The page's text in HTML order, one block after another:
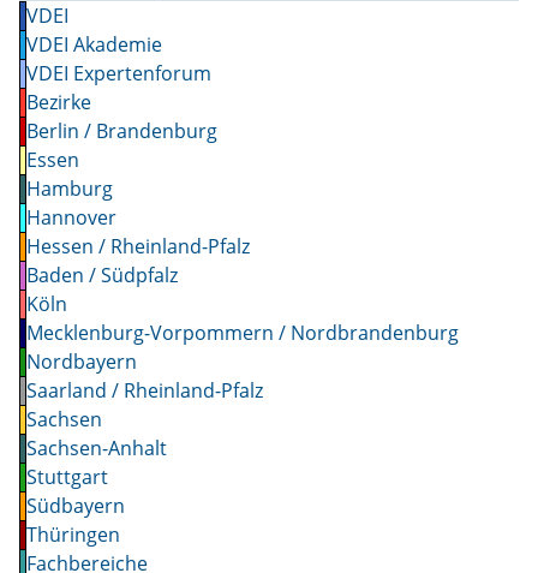
VDEI
VDEI Akademie
VDEI Expertenforum
Bezirke
Berlin / Brandenburg
Essen
Hamburg
Hannover
Hessen / Rheinland-Pfalz
Baden / Südpfalz
Köln
Mecklenburg-Vorpommern / Nordbrandenburg
Nordbayern
Saarland / Rheinland-Pfalz
Sachsen
Sachsen-Anhalt
Stuttgart
Südbayern
Thüringen
Fachbereiche